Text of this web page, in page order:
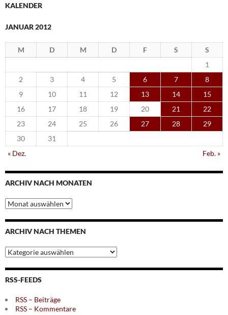
KALENDER
JANUAR 2012
M D M D F S
S
1
2
3 4 5 6 7
8
9
10 11 12 13 14
15
16
17 18 19 20 21
22
23
24 25 26 27 28
29
30
31
« Dez.
Feb. »
ARCHIV NACH MONATEN
Archiv
nach
Monaten
ARCHIV NACH THEMEN
Archiv
nach
Themen
RSS-FEEDS
RSS – Beiträge
RSS – Kommentare